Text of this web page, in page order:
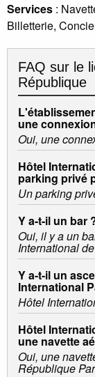
Services :
Billetterie,
FAQ sur le
République
une
Oui, une
Hôtel
parking privé
Un parking
Y a-t-il un bar
Oui, il y a un
International
Y a-t-il un
International
Hôtel
Hôtel
une navette
Oui, une
République